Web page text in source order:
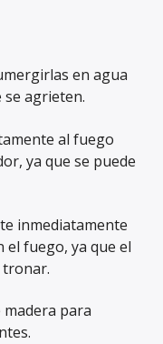
en agua
agrieten.
al fuego
ya que se puede
inmediatamente
el fuego, ya que el
tronar.
para